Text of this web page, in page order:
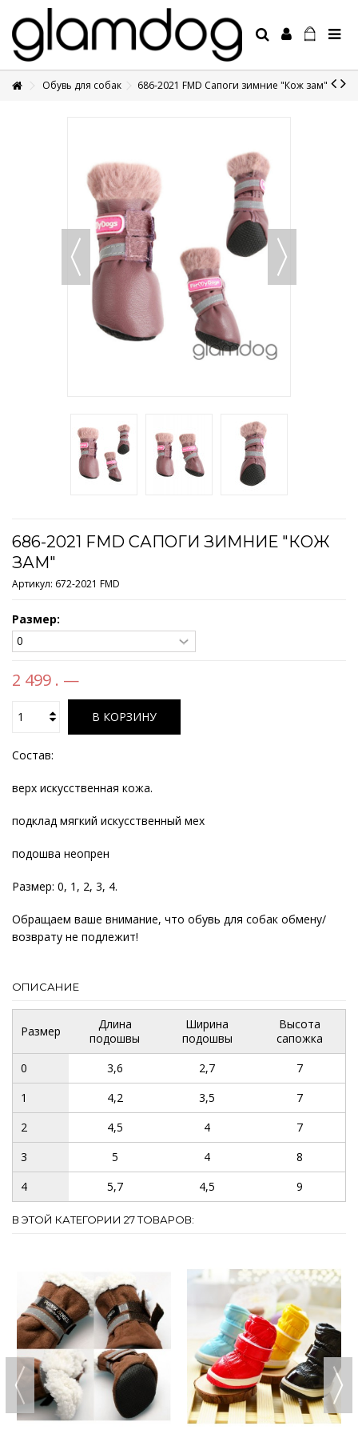
+7 495 1250410
Обувь для собак 686-2021 FMD Сапоги зимние "Кож зам"
686-2021 FMD САПОГИ ЗИМНИЕ "КОЖ
ЗАМ"
Артикул: 672-2021 FMD
Размер:
2 499 . —
В КОРЗИНУ
Состав:
верх искусственная кожа.
подклад мягкий искусственный мех
подошва неопрен
Размер: 0, 1, 2, 3, 4.
Обращаем ваше внимание, что обувь для собак обмену/
возврату не подлежит!
ОПИСАНИЕ
Размер
Длина
подошвы
Ширина
подошвы
Высота
сапожка
0
3,6 2,7
7
1
4,2 3,5
7
2
4,5 4
7
3
5 4
8
4
5,7 4,5 9
В ЭТОЙ КАТЕГОРИИ 27 ТОВАРОВ: